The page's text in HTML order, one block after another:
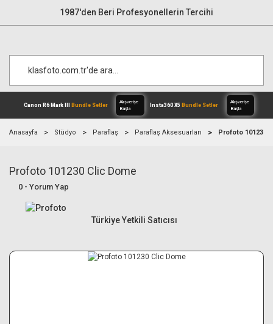
1987'den Beri Profesyonellerin Tercihi
Canon R6 Mark IIIBundle Setler
Anasayfa Stüdyo Paraflaş Paraflaş Aksesuarları Profoto 101230
Profoto 101230 Clic Dome
0 - Yorum Yap
Türkiye Yetkili Satıcısı